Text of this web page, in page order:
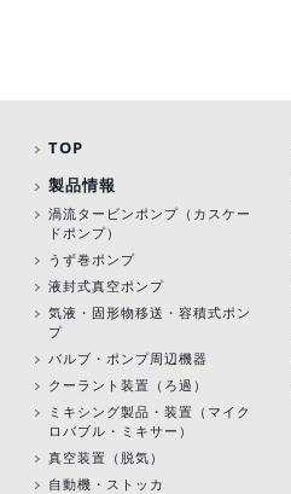
TOP
製品情報
渦流タービンポンプ （カスケー
ドポンプ）
うず巻ポンプ
液封式真空ポンプ
気液・固形物移送・容積式ポン
プ
バルブ・ポンプ周辺機器
クーラント装置（ろ過）
ミキシング製品・装置（マイク
ロバブル・ミキサー）
真空装置（脱気）
自動機・ストッカ